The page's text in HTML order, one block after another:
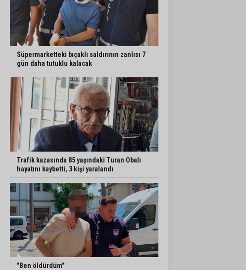
Süpermarketteki bıçaklı saldırının zanlısı 7
gün daha tutuklu kalacak
Trafik kazasında 85 yaşındaki Turan Obalı
hayatını kaybetti, 3 kişi yaralandı
"Ben öldürdüm"